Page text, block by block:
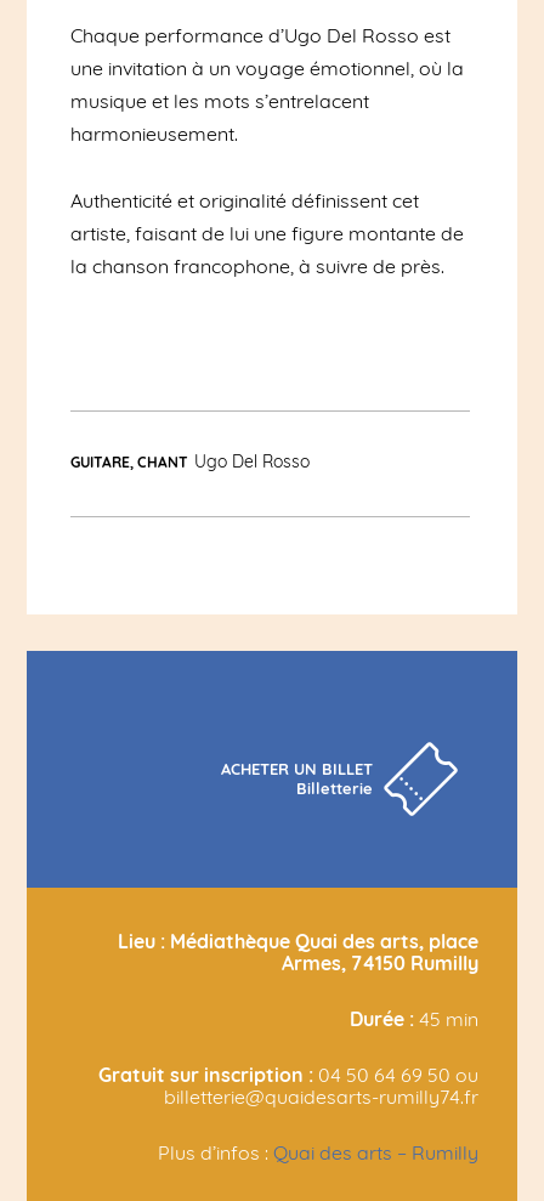
Chaque performance d’Ugo Del Rosso est
une invitation à un voyage émotionnel, où la
musique et les mots s’entrelacent
harmonieusement.
Authenticité et originalité définissent cet
artiste, faisant de lui une figure montante de
la chanson francophone, à suivre de près.
GUITARE, CHANT Ugo Del Rosso
ACHETER UN BILLET
Billetterie
Lieu : Médiathèque Quai des arts, place
Armes, 74150 Rumilly
Durée :45 min
Gratuit sur inscription :04 50 64 69 50 ou
billetterie@quaidesarts-rumilly74.fr
Plus d’infos : Quai des arts – Rumilly